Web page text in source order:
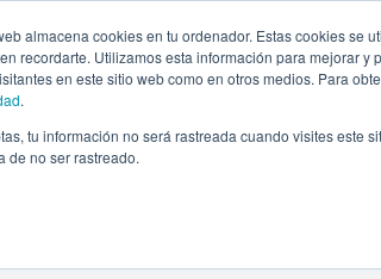
almacena cookies en tu ordenador. Estas cookies se
recordarte. Utilizamos esta información para mejorar
en este sitio web como en otros medios. Para
.
tu información no será rastreada cuando visites este
de no ser rastreado.
INICIO